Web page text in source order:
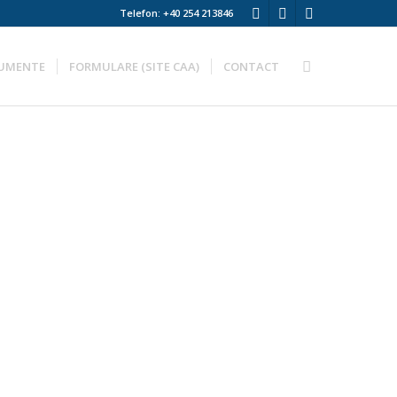
Telefon: +40 254 213846
FORMULARE (SITE CAA) CONTACT